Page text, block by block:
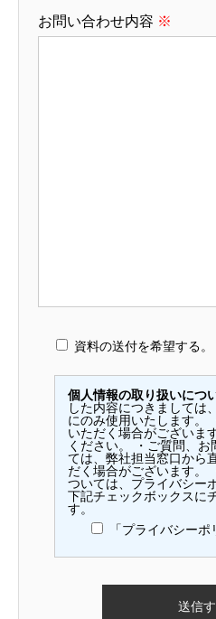
お問い合わせ内容 ※
資料の送付を希望する。
個人情報の取り扱いにつ
した内容につきましては
にのみ使用いたします。
いただく場合がございま
ください。 ・ご質問、
ては、弊社担当窓口から
だく場合がございます。
ついては、 プライバシー
下記チェックボックスに
す。
「プライバシー